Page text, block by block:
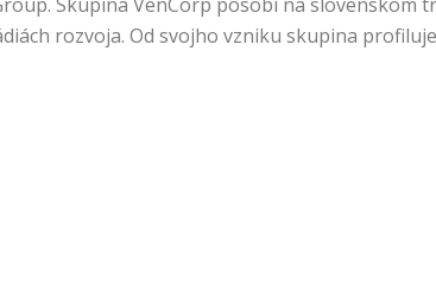
rozvoja. Od svojho vzniku skupina